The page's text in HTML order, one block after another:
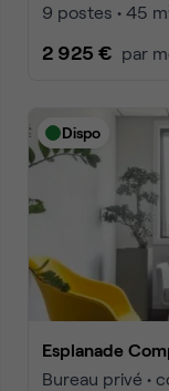
9 postes • 45 m
2 925 € par
Dispo
Esplanade
Bureau privé •